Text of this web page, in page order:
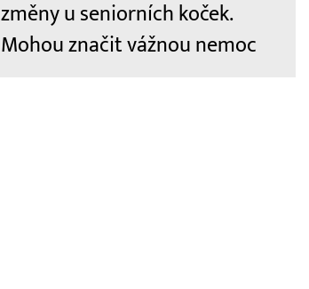
změny u seniorních koček.
Mohou značit vážnou nemoc